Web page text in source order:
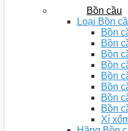
Bồn cầu
Loại Bồn
Bồn
Bồn
Bồn
Bồn
Bồn
Bồn
Bồn
Bồn
Xí